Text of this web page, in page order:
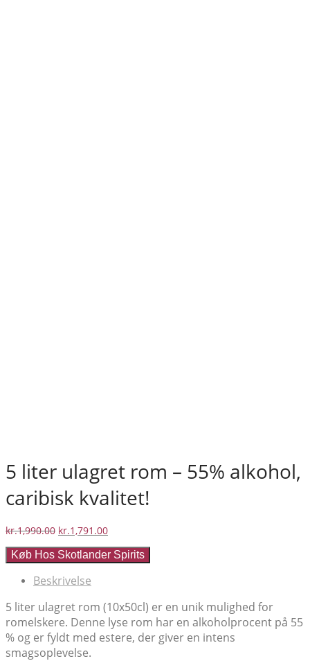
5 liter ulagret rom – 55% alkohol,
caribisk kvalitet!
kr.1,990.00 Den
pris
kr.1,990.00.
kr.1,791.00Den
pris
Køb Hos Skotlander Spirits
Beskrivelse
5 liter ulagret rom (10x50cl) er en unik mulighed for
romelskere. Denne lyse rom har en alkoholprocent på 55
% og er fyldt med estere, der giver en intens
smagsoplevelse.